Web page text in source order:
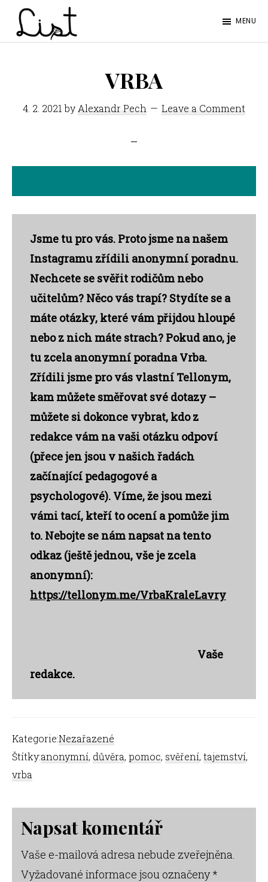
Skip
Skip
LIST
Litoměřice
MENU
VRBA
4. 2. 2021 by Alexandr Pech Leave a Comment
Jsme tu pro vás. Proto jsme na našem
Instagramu zřídili anonymní poradnu.
Nechcete se svěřit rodičům nebo
učitelům? Něco vás trapí? Stydíte se a
máte otázky, které vám přijdou hloupé
nebo z nich máte strach? Pokud ano, je
tu zcela anonymní poradna Vrba.
Zřídili jsme pro vás vlastní Tellonym,
kam můžete směřovat své dotazy –
můžete si dokonce vybrat, kdo z
redakce vám na vaši otázku odpoví
(přece jen jsou v našich řadách
začínající pedagogové a
psychologové). Víme, že jsou mezi
vámi tací, kteří to ocení a pomůže jim
to. Nebojte se nám napsat na tento
odkaz (ještě jednou, vše je zcela
anonymní):
https://tellonym.me/VrbaKraleLavry
Vaše
redakce.
Kategorie:Nezařazené
Štítky:anonymní, důvěra, pomoc, svěření, tajemství,
vrba
Reader
Interactions
Napsat komentář
Vaše e-mailová adresa nebude zveřejněna.
Vyžadované informace jsou označeny*